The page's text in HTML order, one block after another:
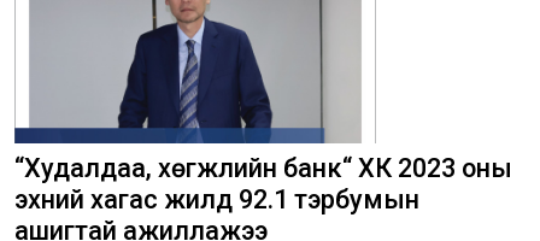
“Худалдаа, хөгжлийн банк“ ХК 2023 оны
эхний хагас жилд 92.1 тэрбумын
ашигтай ажиллажээ